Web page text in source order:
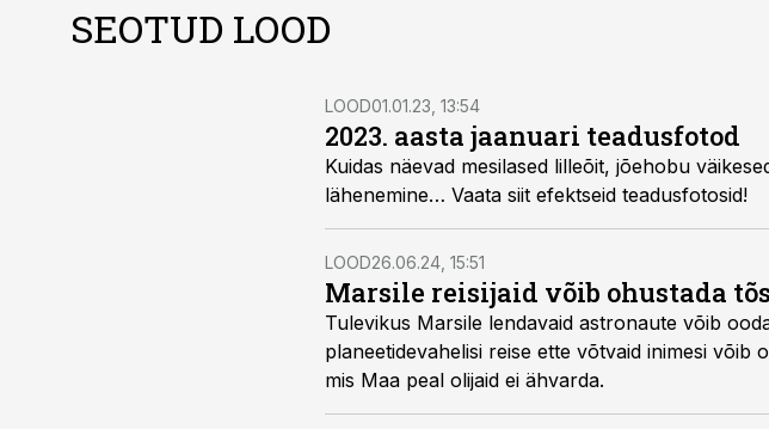
SEOTUD LOOD
LOOD01.01.23, 13:54
2023. aasta jaanuari teadusfotod
Kuidas näevad mesilased lilleõit, jõehobu
lähenemine… Vaata siit efektseid teadusfotosid!
LOOD26.06.24, 15:51
Marsile reisijaid võib ohustada
Tulevikus Marsile lendavaid astronaute võib
planeetidevahelisi reise ette võtvaid inimesi võib
mis Maa peal olijaid ei ähvarda.